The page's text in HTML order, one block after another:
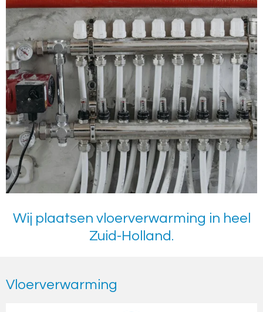
Wij plaatsen vloerverwarming in heel
Zuid-Holland.
Vloerverwarming